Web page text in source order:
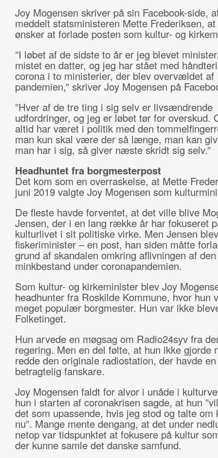
Joy Mogensen skriver på sin Facebook-side,
meddelt statsministeren Mette Frederiksen, at
ønsker at forlade posten som kultur- og
”I løbet af de sidste to år er jeg blevet
mistet en datter, og jeg har stået med
corona i to ministerier, der blev overvældet af
pandemien,” skriver Joy Mogensen på
”Hver af de tre ting i sig selv er livsændrende
udfordringer, og jeg er løbet tør for overskud.
altid har været i politik med den
man kun skal være der så længe, man kan
man har i sig, så giver næste skridt sig selv.”
Headhuntet fra borgmesterpost
Det kom som en overraskelse, at Mette
juni 2019 valgte Joy Mogensen som
De fleste havde forventet, at det ville blive
Jensen, der i en lang række år har fokuseret
kulturlivet i sit politiske virke. Men Jensen
fiskeriminister – en post, han siden måtte
grund af skandalen omkring aflivningen af
minkbestand under coronapandemien.
Som kultur- og kirkeminister blev Joy
headhunter fra Roskilde Kommune, hvor hun
meget populær borgmester. Hun var ikke
Folketinget.
Hun arvede en møgsag om Radio24syv fra
regering. Men en del følte, at hun ikke gjorde
redde den originale radiostation, der havde en
betragtelig fanskare.
Joy Mogensen faldt for alvor i unåde i
hun i starten af coronakrisen sagde, at hun
det som upassende, hvis jeg stod og talte om
nu”. Mange mente dengang, at det under
netop var tidspunktet at fokusere på kultur
der kunne samle det danske samfund.